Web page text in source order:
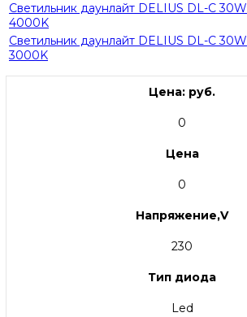
Светильник даунлайт DELIUS DL-C 30W
4000K
Светильник даунлайт DELIUS DL-C 30W
3000K
Цена: руб.
0
Цена
0
Напряжение,V
230
Тип диода
Led